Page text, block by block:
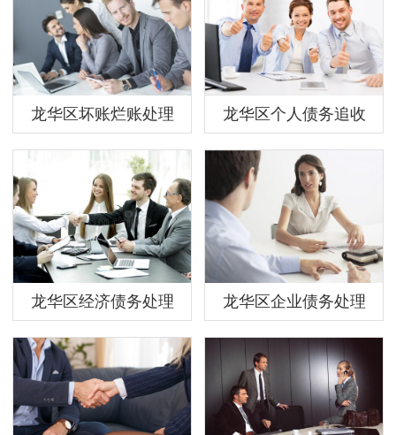
龙华区坏账烂账处理 龙华区个人债务追收
龙华区经济债务处理 龙华区企业债务处理